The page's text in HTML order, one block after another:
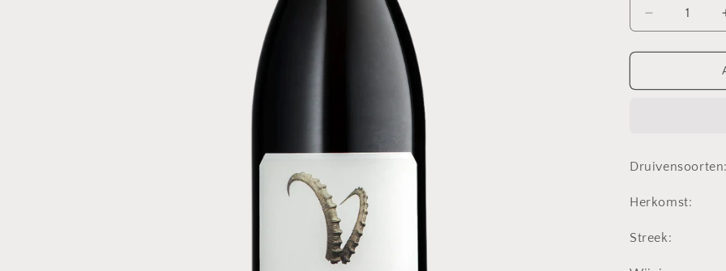
Aantal
verlagen
voor
Pinot
L
2019
Duitsland
L
Druivensoorten:
Herkomst:
Streek: